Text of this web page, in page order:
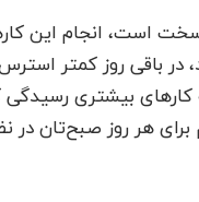
است، انجام این
در باقی روز کمتر
بیشتری رسیدگی
هر روز صبح‌تان در